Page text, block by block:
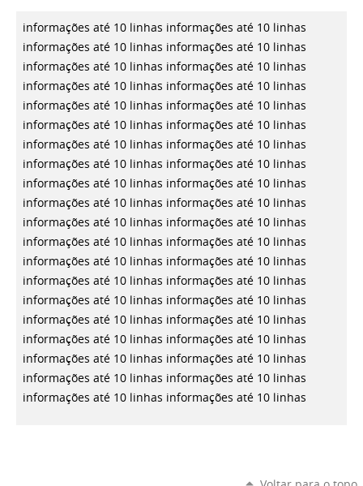
informações até 10 linhas informações até 10 linhas
informações até 10 linhas informações até 10 linhas
informações até 10 linhas informações até 10 linhas
informações até 10 linhas informações até 10 linhas
informações até 10 linhas informações até 10 linhas
informações até 10 linhas informações até 10 linhas
informações até 10 linhas informações até 10 linhas
informações até 10 linhas informações até 10 linhas
informações até 10 linhas informações até 10 linhas
informações até 10 linhas informações até 10 linhas
informações até 10 linhas informações até 10 linhas
informações até 10 linhas informações até 10 linhas
informações até 10 linhas informações até 10 linhas
informações até 10 linhas informações até 10 linhas
informações até 10 linhas informações até 10 linhas
informações até 10 linhas informações até 10 linhas
informações até 10 linhas informações até 10 linhas
informações até 10 linhas informações até 10 linhas
informações até 10 linhas informações até 10 linhas
informações até 10 linhas informações até 10 linhas